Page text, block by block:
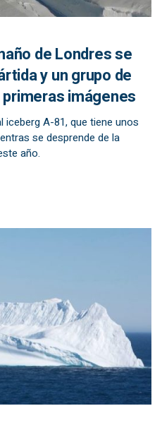
de Londres se
y un grupo de
imágenes
A-81, que tiene unos
se desprende de la
año.